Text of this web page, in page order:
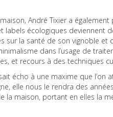
André Tixier a
labels écologiques deviennent
sur la santé de son vignoble
dans l’usage de
et recours à des techniques
écho à une maxime que l’on
elle nous le rendra des
la maison, portant en elles la